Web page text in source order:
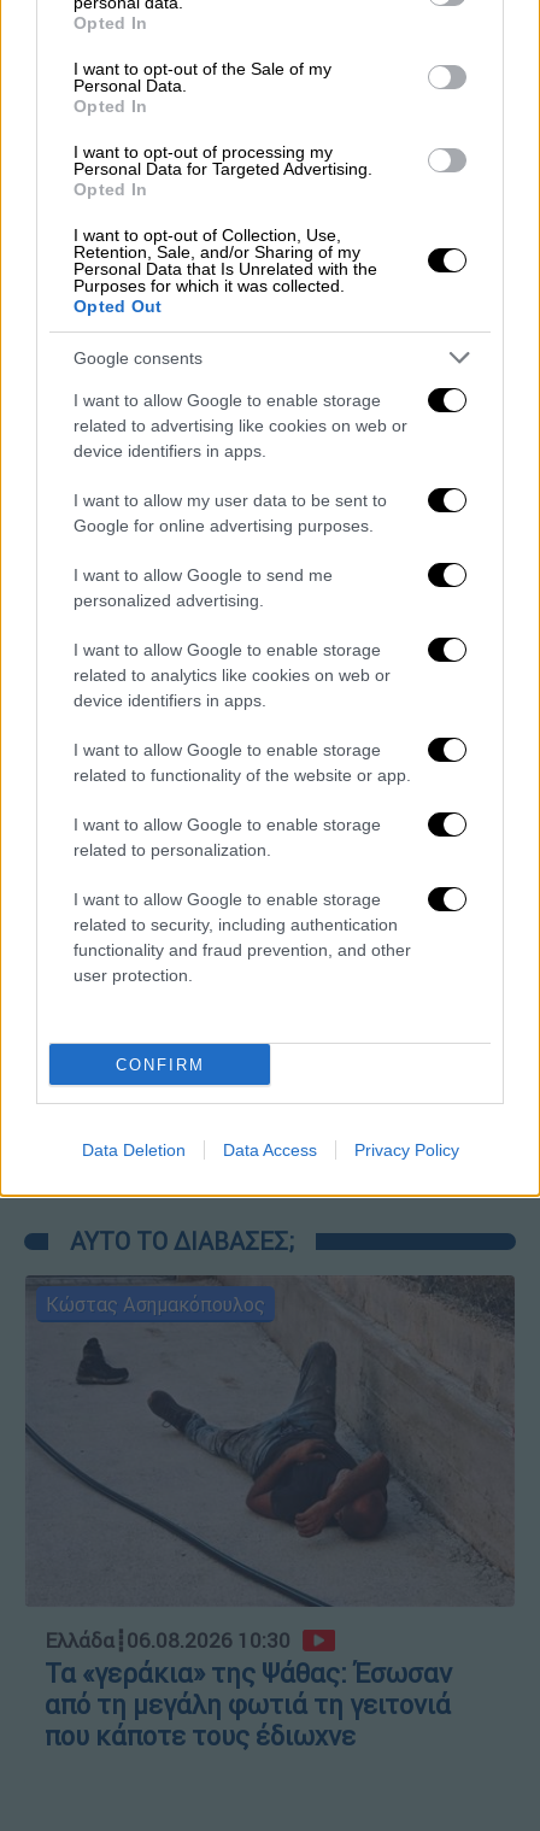
grant or deny consent to Google and its third-party tags to
use your data for below specified purposes in below Google
consent section.
Opted In
I want to opt-out of the Sale of my
Personal Data.
Opted In
I want to opt-out of processing my
Personal Data for Targeted Advertising.
Opted In
I want to opt-out of Collection, Use,
Retention, Sale, and/or Sharing of my
Personal Data that Is Unrelated with the
Purposes for which it was collected.
Opted Out
Google consents
I want to allow Google to enable storage
related to advertising like cookies on web or
device identifiers in apps.
I want to allow my user data to be sent to
Google for online advertising purposes.
I want to allow Google to send me
personalized advertising.
I want to allow Google to enable storage
related to analytics like cookies on web or
device identifiers in apps.
I want to allow Google to enable storage
related to functionality of the website or app.
I want to allow Google to enable storage
related to personalization.
I want to allow Google to enable storage
related to security, including authentication
functionality and fraud prevention, and other
user protection.
CONFIRM
Data Deletion Data Access Privacy Policy
POPULAR VIDEOS
Μεσημεριανό...
Μεσημεριανό δελτίο ειδήσεων
09/08/2026
Αυξημένος κίνδυνος για πυρκαγιές σε 6
περιφέρειες
ΑΠΟΣΠΑΣΜΑΤΑ...|09.08.2026 14:09
Εξονυχιστικοί έλεγχοι Ιταλών
ταξιδιωτών από τους Ισπανούς
ΑΠΟΣΠΑΣΜΑΤΑ...|09.08.2026 13:55
Στο αρχείο η δικογραφία για τις
υποκλοπές - Σφοδρή πολιτική
Σοβαρό τροχαίο μετά από αναστροφή ΙΧ
στην Αθηνών - Σουνίου - 2 αστυνομικοί
ΑΥΤΟ ΤΟ ΔΙΑΒΑΣΕΣ;
Κώστας Ασημακόπουλος
Ελλάδα┋06.08.2026 10:30
Τα «γεράκια» της Ψάθας: Έσωσαν
από τη μεγάλη φωτιά τη γειτονιά
που κάποτε τους έδιωχνε